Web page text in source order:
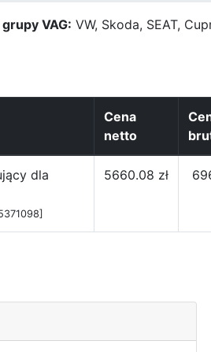
VAG: VW, Skoda, SEAT,
Cena
netto
dla
5660.08 zł